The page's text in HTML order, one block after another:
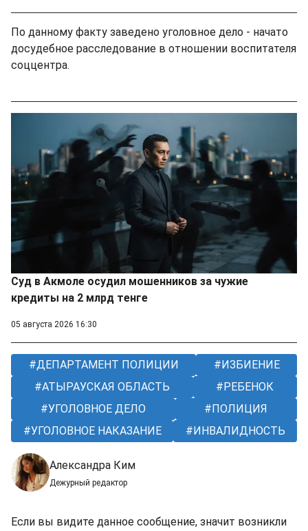
По данному факту заведено уголовное дело - начато
досудебное расследование в отношении воспитателя
соццентра.
Суд в Акмоле осудил мошенников за чужие
кредиты на 2 млрд тенге
05 августа 2026 16:30
ДЕПАРТАМЕНТ ПОЛИЦИИ
ИЗБИЕНИЕ
АТЫРАУСКАЯ ОБЛАСТЬ
РЕБЕНОК
УГОЛОВНОЕ ДЕЛО
ПОЛИЦИЯ
УГОЛОВНОЕ НАКАЗАНИЕ
ИНВАЛИДНОСТЬ
Александра Ким
Дежурный редактор
Если вы видите данное сообщение, значит возникли